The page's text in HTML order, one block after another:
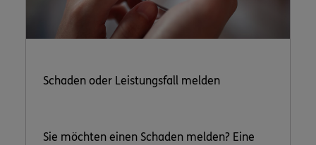
Schaden oder Leistungsfall melden
Sie möchten einen Schaden melden? Eine